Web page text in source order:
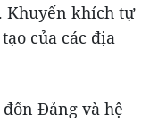
Khuyến khích tự
của các địa
Đảng và hệ